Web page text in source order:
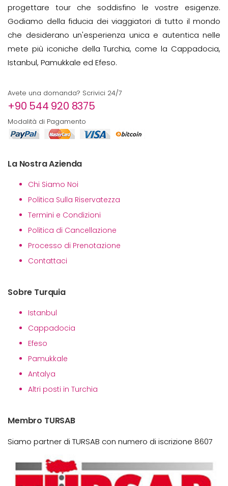
progettare tour che soddisfino le vostre esigenze.
Godiamo della fiducia dei viaggiatori di tutto il mondo
che desiderano un'esperienza unica e autentica nelle
mete più iconiche della Turchia, come la Cappadocia,
Istanbul, Pamukkale ed Efeso.
Avete una domanda? Scrivici 24/7
+90 544 920 8375
Modalità di Pagamento
La Nostra Azienda
Chi Siamo Noi
Politica Sulla Riservatezza
Termini e Condizioni
Politica di Cancellazione
Processo di Prenotazione
Contattaci
Sobre Turquia
Istanbul
Cappadocia
Efeso
Pamukkale
Antalya
Altri posti in Turchia
Membro TURSAB
Siamo partner di TURSAB con numero di iscrizione 8607